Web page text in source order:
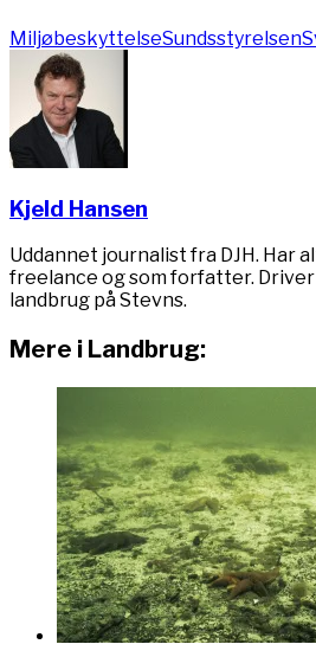
MiljøbeskyttelseSundsstyrelsen
Kjeld Hansen
Uddannet journalist fra DJH. Har
freelance og som forfatter.
landbrug på Stevns.
Mere i Landbrug: